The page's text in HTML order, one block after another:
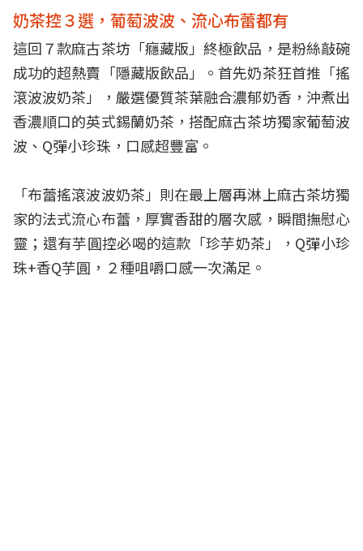
奶茶控３選，葡萄波波、流心布蕾都有
這回７款麻古茶坊「癮藏版」終極飲品，是粉絲敲碗
成功的超熱賣「隱藏版飲品」。首先奶茶狂首推「搖
滾波波奶茶」，嚴選優質茶葉融合濃郁奶香，沖煮出
香濃順口的英式錫蘭奶茶，搭配麻古茶坊獨家葡萄波
波、Q彈小珍珠，口感超豐富。
「布蕾搖滾波波奶茶」則在最上層再淋上麻古茶坊獨
家的法式流心布蕾，厚實香甜的層次感，瞬間撫慰心
靈；還有芋圓控必喝的這款「珍芋奶茶」，Q彈小珍
珠+香Q芋圓，２種咀嚼口感一次滿足。